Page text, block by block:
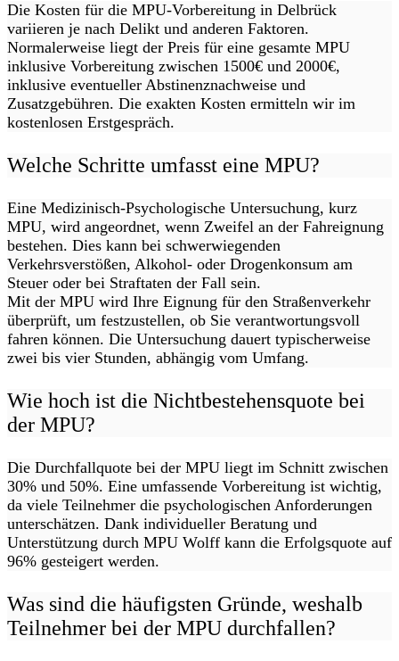
Die Kosten für die MPU-Vorbereitung in Delbrück
variieren je nach Delikt und anderen Faktoren.
Normalerweise liegt der Preis für eine gesamte MPU
inklusive Vorbereitung zwischen 1500€ und 2000€,
inklusive eventueller Abstinenznachweise und
Zusatzgebühren. Die exakten Kosten ermitteln wir im
kostenlosen Erstgespräch.
Welche Schritte umfasst eine MPU?
Eine Medizinisch-Psychologische Untersuchung, kurz
MPU, wird angeordnet, wenn Zweifel an der Fahreignung
bestehen. Dies kann bei schwerwiegenden
Verkehrsverstößen, Alkohol- oder Drogenkonsum am
Steuer oder bei Straftaten der Fall sein.
Mit der MPU wird Ihre Eignung für den Straßenverkehr
überprüft, um festzustellen, ob Sie verantwortungsvoll
fahren können. Die Untersuchung dauert typischerweise
zwei bis vier Stunden, abhängig vom Umfang.
Wie hoch ist die Nichtbestehensquote bei
der MPU?
Die Durchfallquote bei der MPU liegt im Schnitt zwischen
30% und 50%. Eine umfassende Vorbereitung ist wichtig,
da viele Teilnehmer die psychologischen Anforderungen
unterschätzen. Dank individueller Beratung und
Unterstützung durch MPU Wolff kann die Erfolgsquote auf
96% gesteigert werden.
Was sind die häufigsten Gründe, weshalb
Teilnehmer bei der MPU durchfallen?